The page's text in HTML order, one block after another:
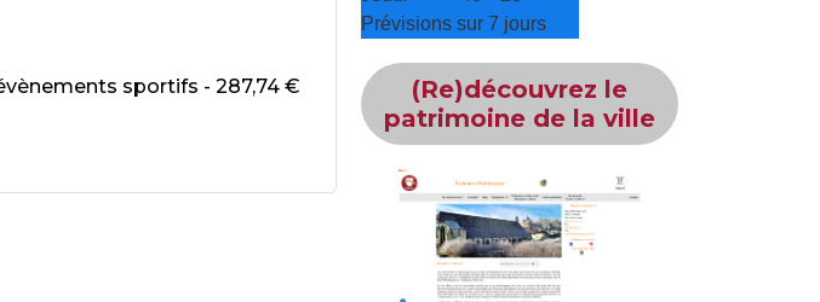
sportifs - 287,74 €
Prévisions sur 7 jours
(Re)découvrez le
patrimoine de la ville